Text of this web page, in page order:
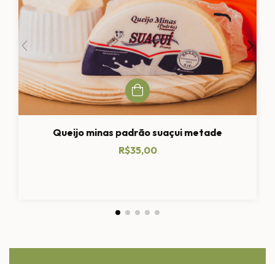
Queijo minas padrão suaçui metade
R$35,00